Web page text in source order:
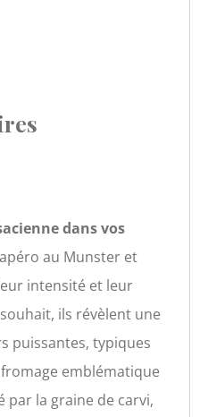
dans vos
au Munster et
intensité et leur
ils révèlent une
puissantes, typiques
emblématique
par la graine de carvi,